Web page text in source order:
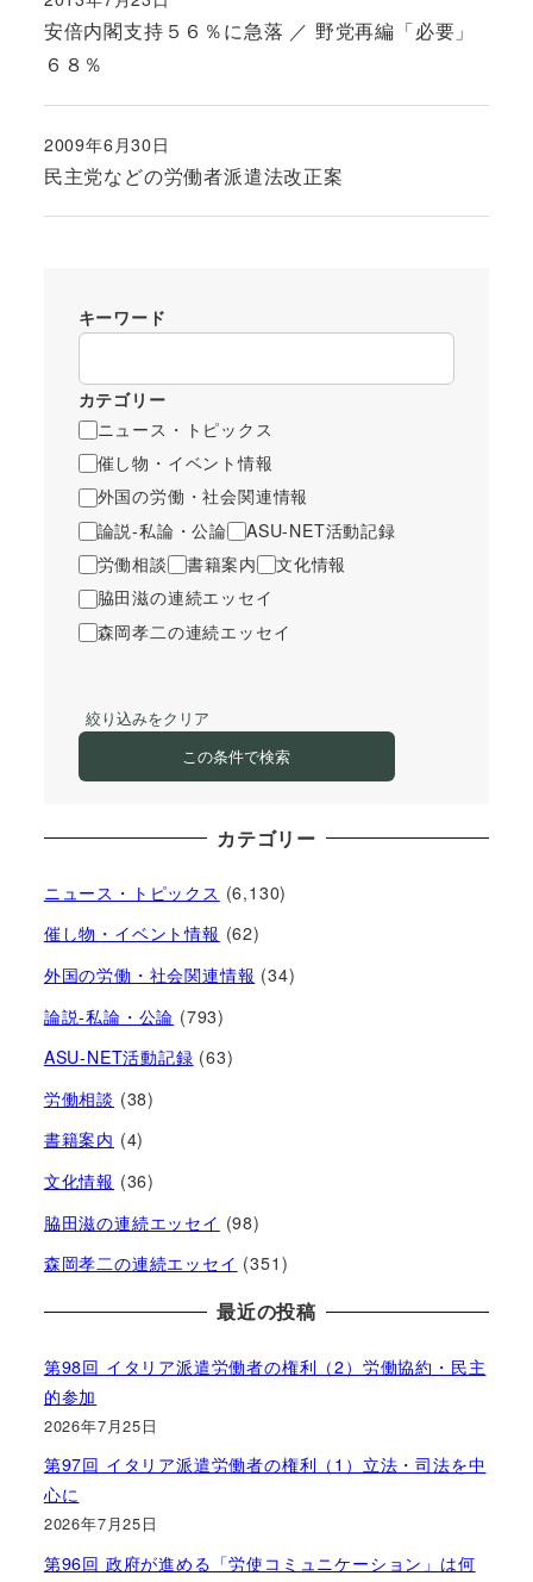
安倍内閣支持５６％に急落 ／ 野党再編「必要」
６８％
投稿日
民主党などの労働者派遣法改正案
投稿日
2009年6月30日
キーワード
カテゴリー
ニュース・トピックス
催し物・イベント情報
外国の労働・社会関連情報
論説-私論・公論
ASU-NET活動記録
労働相談
書籍案内
文化情報
脇田滋の連続エッセイ
森岡孝二の連続エッセイ
絞り込みをクリア
この条件で検索
カテゴリー
ニュース・トピックス (6,130)
催し物・イベント情報 (62)
外国の労働・社会関連情報 (34)
論説-私論・公論 (793)
ASU-NET活動記録 (63)
労働相談 (38)
書籍案内 (4)
文化情報 (36)
脇田滋の連続エッセイ (98)
森岡孝二の連続エッセイ (351)
最近の投稿
第98回 イタリア派遣労働者の権利（2）労働協約・民主
的参加
2026年7月25日
第97回 イタリア派遣労働者の権利（1）立法・司法を中
心に
2026年7月25日
第96回 政府が進める「労使コミュニケーション」は何